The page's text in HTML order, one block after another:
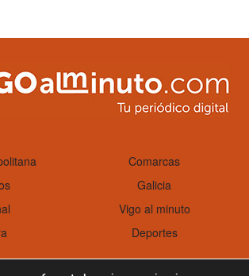
Comarcas
Galicia
Vigo al minuto
Deportes